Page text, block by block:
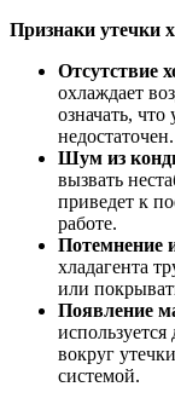
Признаки утечки
Отсутствие
охлаждает
означать, что
недостаточен.
Шум из
вызвать
приведет к
работе.
Потемнение
хладагента
или
Появление
вокруг
системой.